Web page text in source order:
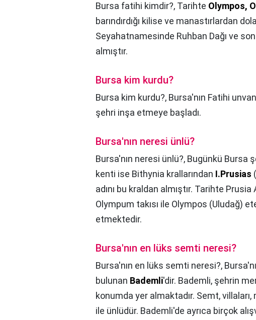
Bursa fatihi kimdir?, Tarihte Olympos,
barındırdığı kilise ve manastırlardan
Seyahatnamesinde Ruhban Dağı ve son
almıştır.
Bursa kim kurdu?
Bursa kim kurdu?, Bursa'nın Fatihi
şehri inşa etmeye başladı.
Bursa'nın neresi ünlü?
Bursa'nın neresi ünlü?, Bugünkü Bursa
kenti ise Bithynia krallarından I.Prusias
adını bu kraldan almıştır. Tarihte
Olympum takısı ile Olympos (Uludağ)
etmektedir.
Bursa'nın en lüks semti neresi?
Bursa'nın en lüks semti neresi?,
bulunan Bademli'dir. Bademli, şehrin
konumda yer almaktadır. Semt,
ile ünlüdür. Bademli'de ayrıca birçok